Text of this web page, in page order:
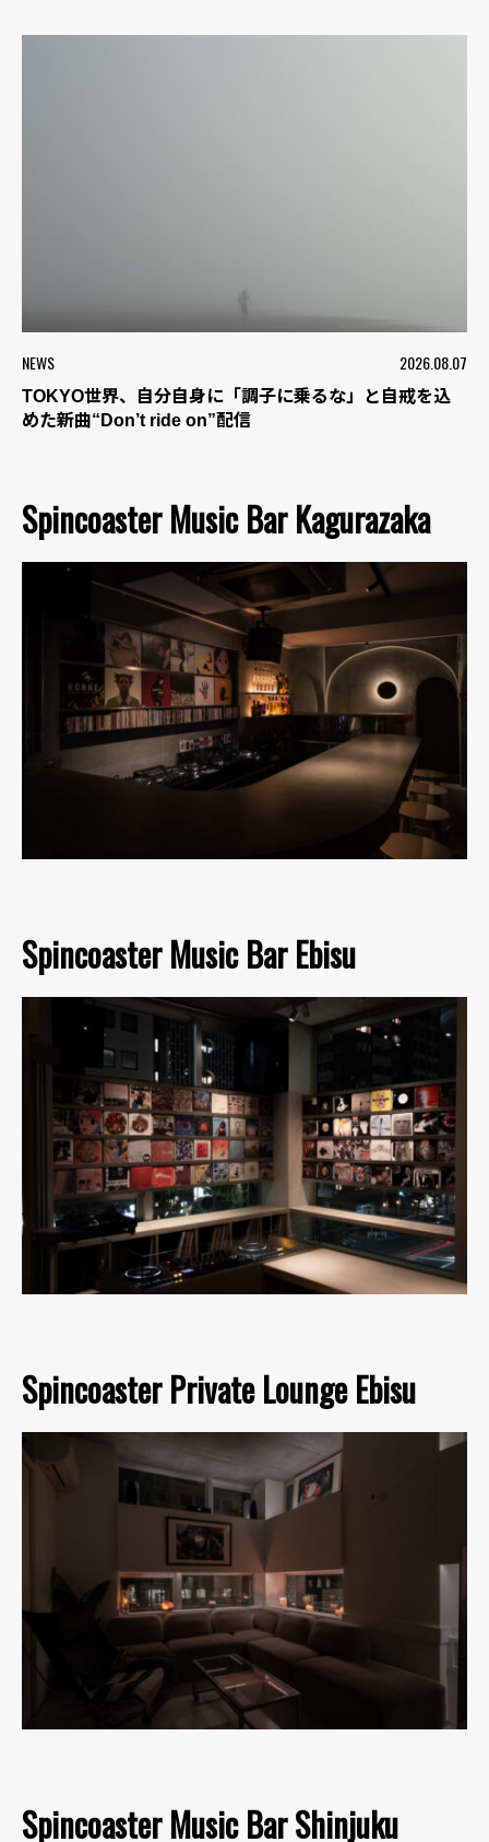
NEWS 2026.08.07
TOKYO世界、自分自身に「調子に乗るな」と自戒を込
めた新曲“Don’t ride on”配信
Spincoaster Music Bar Kagurazaka
Spincoaster Music Bar Ebisu
Spincoaster Private Lounge Ebisu
Spincoaster Music Bar Shinjuku